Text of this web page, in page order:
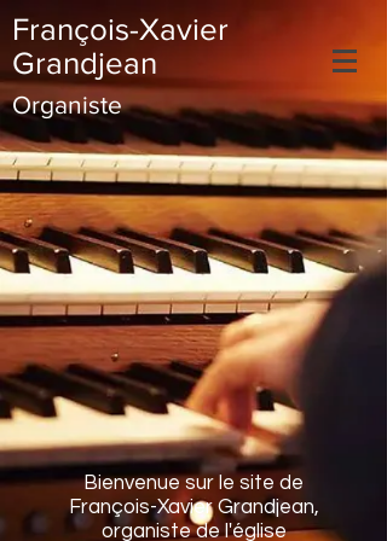
François-Xavier
Grandjean
Organiste
Bienvenue sur le site de
François-Xavier Grandjean,
organiste de l'église